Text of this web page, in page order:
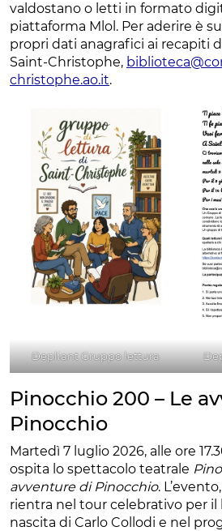
valdostano o letti in formato
piattaforma Mlol. Per aderire è
propri dati anagrafici ai recapiti
Saint-Christophe,
christophe.ao.it.
Depliant Gruppo lettura
Pinocchio 200 – Le
Pinocchio
Martedì 7 luglio 2026, alle ore
ospita lo spettacolo teatrale
avventure di Pinocchio.
rientra nel tour celebrativo per
nascita di Carlo Collodi e nel